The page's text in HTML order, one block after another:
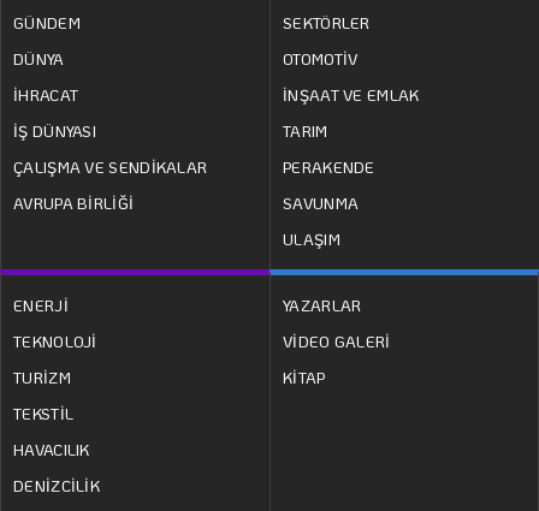
GÜNDEM
DÜNYA
İHRACAT
İŞ DÜNYASI
ÇALIŞMA VE SENDİKALAR
AVRUPA BİRLİĞİ
SEKTÖRLER
OTOMOTİV
İNŞAAT VE EMLAK
TARIM
PERAKENDE
SAVUNMA
ULAŞIM
ENERJİ
TEKNOLOJİ
TURİZM
TEKSTİL
HAVACILIK
DENİZCİLİK
YAZARLAR
VİDEO GALERİ
KİTAP